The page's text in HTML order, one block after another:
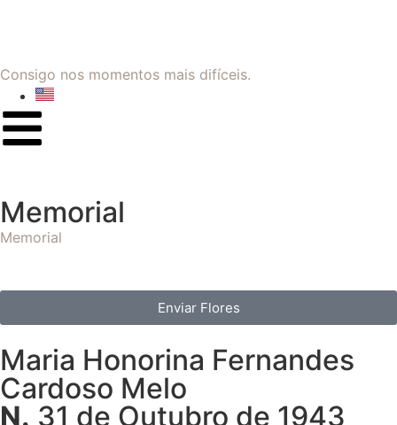
Consigo nos momentos mais difíceis.
Memorial
Memorial
Enviar Flores
Maria Honorina Fernandes
Cardoso Melo
N. 31 de Outubro de 1943